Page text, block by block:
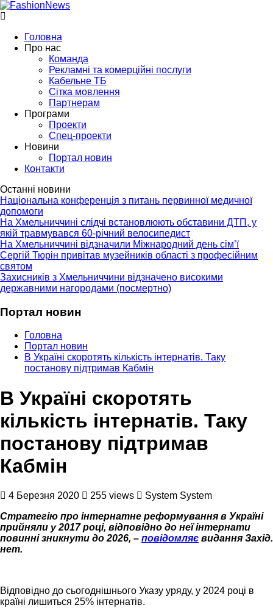
Головна
Про нас
Команда
Рекламні та комерційні послуги
Кабельне ТБ
Сітка мовлення
Партнерам
Програми
Проекти
Спец-проекти
Новини
Портал новин
Контакти
Останні новини
Національна конференція з питань первинної медичної
допомоги
На Хмельниччині слідчі встановлюють обставини ДТП, у
якій травмувався 60-річний велосипедист
На Хмельниччині відзначили Міжнародний день сім’ї
Сергій Тюрін привітав музейників області з професійним
святом
Захисників з Хмельниччини відзначено високими
державними нагородами (посмертно)
Портал новин
Головна
Портал новин
В Україні скоротять кількість інтернатів. Таку
постанову підтримав Кабмін
В Україні скоротять
кількість інтернатів. Таку
постанову підтримав
Кабмін
4 Березня 2020 255 views
System System
Стратегію про інтернатне реформування в Україні
прийняли у 2017 році, відповідно до неї інтернати
повинні зникнути до 2026, – повідомляє видання Захід.
нет.
Відповідно до сьогоднішнього Указу уряду, у 2024 році в
країні лишиться 25% інтернатів.